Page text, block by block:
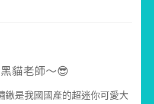
貓老師～😎
鍬是我國國產的超迷你可愛大